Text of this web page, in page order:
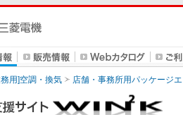
用]空調・換気 店舗・事務所用パッケージ